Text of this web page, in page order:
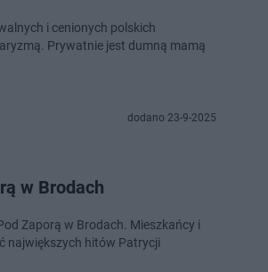
i cenionych polskich
Prywatnie jest dumną mamą
dodano 23-9-2025
w Brodach
Zaporą w Brodach. Mieszkańcy i
największych hitów Patrycji